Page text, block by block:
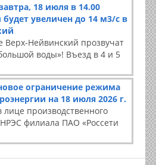
18 июля в 14.00
увеличен до 14 м3/с в
Верх-Нейвинский прозвучат
воды»! Въезд в 4 и 5
ограничение режима
на 18 июля 2026 г.
производственного
филиала ПАО «Россети